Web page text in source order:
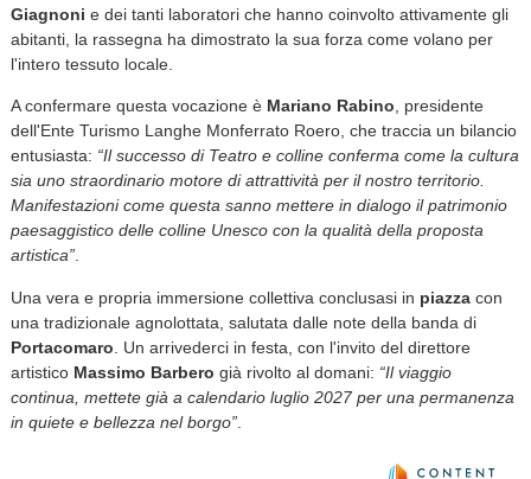
Giagnoni e dei tanti laboratori che hanno coinvolto attivamente gli
abitanti, la rassegna ha dimostrato la sua forza come volano per
l'intero tessuto locale.
A confermare questa vocazione è Mariano Rabino, presidente
dell'Ente Turismo Langhe Monferrato Roero, che traccia un bilancio
entusiasta: “Il successo di Teatro e colline conferma come la cultura
sia uno straordinario motore di attrattività per il nostro territorio.
Manifestazioni come questa sanno mettere in dialogo il patrimonio
paesaggistico delle colline Unesco con la qualità della proposta
artistica”.
Una vera e propria immersione collettiva conclusasi in piazzacon
una tradizionale agnolottata, salutata dalle note della banda di
Portacomaro . Un arrivederci in festa, con l'invito del direttore
artistico Massimo Barbero già rivolto al domani: “Il viaggio
continua, mettete già a calendario luglio 2027 per una permanenza
in quiete e bellezza nel borgo”.